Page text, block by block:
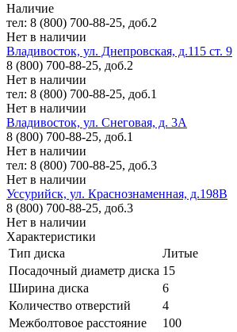
Наличие
тел: 8 (800) 700-88-25, доб.2
Нет в наличии
Владивосток, ул. Днепровская, д.115 ст. 9
8 (800) 700-88-25, доб.2
Нет в наличии
тел: 8 (800) 700-88-25, доб.1
Нет в наличии
Владивосток, ул. Снеговая, д. 3А
8 (800) 700-88-25, доб.1
Нет в наличии
тел: 8 (800) 700-88-25, доб.3
Нет в наличии
Уссурийск, ул. Краснознаменная, д.198В
8 (800) 700-88-25, доб.3
Нет в наличии
Характеристики
Тип диска
Литые
Посадочный диаметр диска 15
Ширина диска
6
Количество отверстий
4
Межболтовое расстояние
100